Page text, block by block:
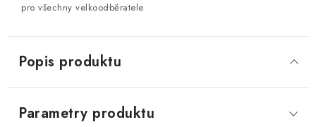
pro všechny velkoodběratele
Popis produktu
Parametry produktu